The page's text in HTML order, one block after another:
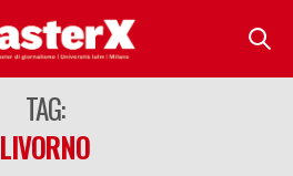
TAG:
LIVORNO